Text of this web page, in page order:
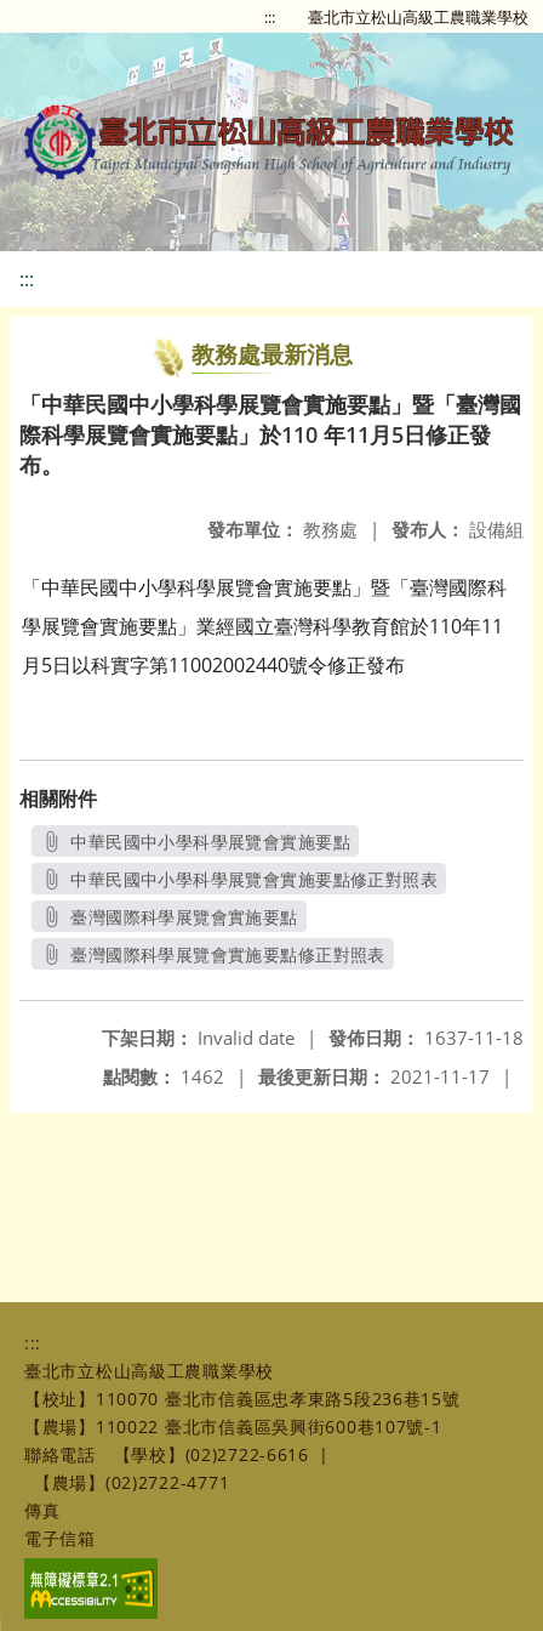
::: 臺北市立松山高級工農職業學校
:::
教務處最新消息
「中華民國中小學科學展覽會實施要點」暨「臺灣國
際科學展覽會實施要點」於110 年11月5日修正發
布。
發布人： 設備組
發布單位： 教務處 |
「中華民國中小學科學展覽會實施要點」暨「臺灣國際科
學展覽會實施要點」業經國立臺灣科學教育館於110年11
月5日以科實字第11002002440號令修正發布
相關附件
中華民國中小學科學展覽會實施要點
另開新視窗
中華民國中小學科學展覽會實施要點修正對照表
另開新視窗
臺灣國際科學展覽會實施要點
另開新視窗
臺灣國際科學展覽會實施要點修正對照表
發佈日期： 1637-11-18
下架日期： Invalid date
|
最後更新日期： 2021-11-17 |
點閱數： 1462 |
:::
臺北市立松山高級工農職業學校
【校址】110070 臺北市信義區忠孝東路5段236巷15號
【農場】110022 臺北市信義區吳興街600巷107號-1
聯絡電話
【學校】(02)2722-6616
|
【農場】(02)2722-4771
傳真
電子信箱